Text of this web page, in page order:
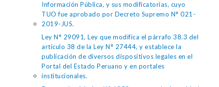
Información Pública, y sus modificatorias, cuyo
TUO fue aprobado por Decreto Supremo N° 021-
2019-JUS.
Ley N° 29091, Ley que modifica el párrafo 38.3 del
artículo 38 de la Ley N° 27444, y establece la
publicación de diversos dispositivos legales en el
Portal del Estado Peruano y en portales
institucionales.